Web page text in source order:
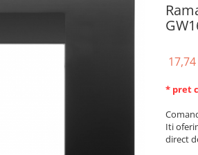
* pret
Iti
direct